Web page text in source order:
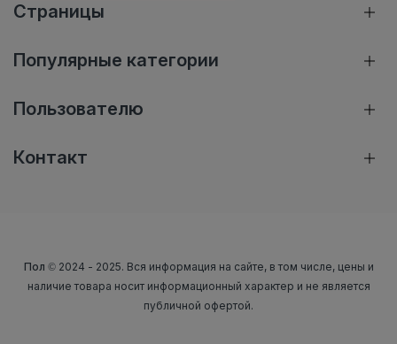
Страницы
Популярные категории
Пользователю
Контакт
Пол © 2024 - 2025. Вся информация на сайте, в том числе, цены и
наличие товара носит информационный характер и не является
публичной офертой.